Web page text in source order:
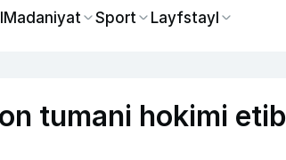
Madaniyat Sport Layfstayl
tumani hokimi etib